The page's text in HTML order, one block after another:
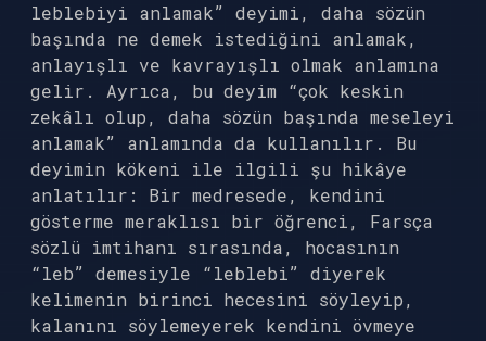
leblebiyi anlamak” deyimi, daha sözün
başında ne demek istediğini anlamak,
anlayışlı ve kavrayışlı olmak anlamına
gelir. Ayrıca, bu deyim “çok keskin
zekâlı olup, daha sözün başında meseleyi
anlamak” anlamında da kullanılır. Bu
deyimin kökeni ile ilgili şu hikâye
anlatılır: Bir medresede, kendini
gösterme meraklısı bir öğrenci, Farsça
sözlü imtihanı sırasında, hocasının
“leb” demesiyle “leblebi” diyerek
kelimenin birinci hecesini söyleyip,
kalanını söylemeyerek kendini övmeye